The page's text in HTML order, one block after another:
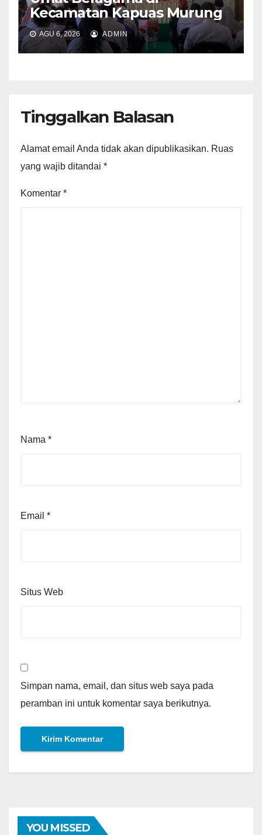
Kecamatan Kapuas Murung
AGU 6, 2026 ADMIN
Tinggalkan Balasan
Alamat email Anda tidak akan dipublikasikan. Ruas
yang wajib ditandai *
Komentar *
Nama *
Email *
Situs Web
Simpan nama, email, dan situs web saya pada
peramban ini untuk komentar saya berikutnya.
YOU MISSED